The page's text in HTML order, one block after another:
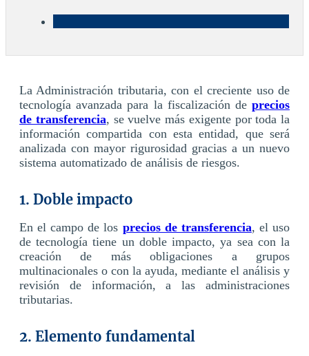
La Administración tributaria, con el creciente uso de
tecnología avanzada para la fiscalización de precios
de transferencia, se vuelve más exigente por toda la
información compartida con esta entidad, que será
analizada con mayor rigurosidad gracias a un nuevo
sistema automatizado de análisis de riesgos.
1. Doble impacto
En el campo de los precios de transferencia, el uso
de tecnología tiene un doble impacto, ya sea con la
creación de más obligaciones a grupos
multinacionales o con la ayuda, mediante el análisis y
revisión de información, a las administraciones
tributarias.
2. Elemento fundamental